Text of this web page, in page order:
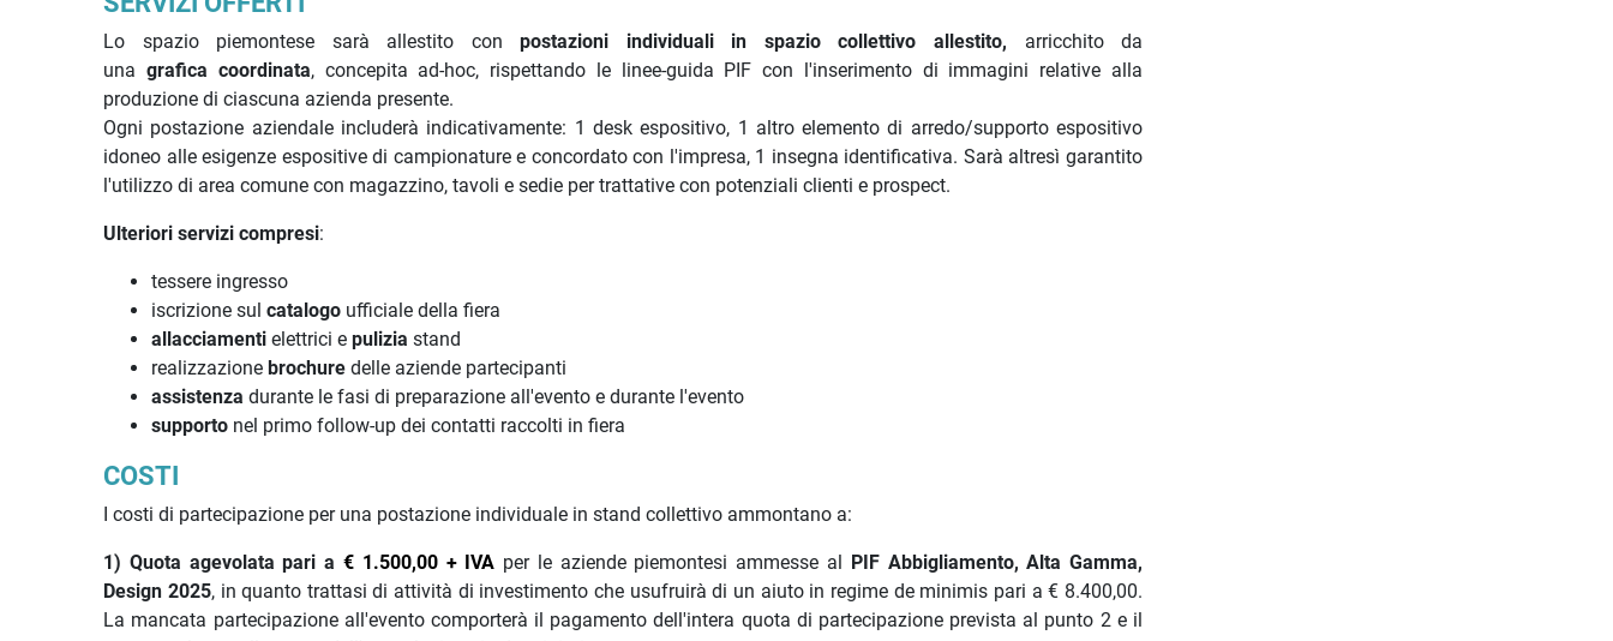
Lo spazio piemontese sarà allestito conpostazioni individuali in spazio collettivo allestito, arricchito da
una grafica coordinata, concepita ad-hoc, rispettando le linee-guida PIF con l'inserimento di immagini relative alla
produzione di ciascuna azienda presente.
Ogni postazione aziendale includerà indicativamente: 1 desk espositivo, 1 altro elemento di arredo/supporto espositivo
idoneo alle esigenze espositive di campionature e concordato con l'impresa, 1 insegna identificativa. Sarà altresì garantito
l'utilizzo di area comune con magazzino, tavoli e sedie per trattative con potenziali clienti e prospect.
Ulteriori servizi compresi:
tessere ingresso
iscrizione sulcatalogo ufficiale della fiera
allacciamenti elettrici epulizia stand
realizzazione brochure delle aziende partecipanti
assistenza durante le fasi di preparazione all'evento e durante l'evento
supporto nel primo follow-up dei contatti raccolti in fiera
COSTI
I costi di partecipazione per una postazione individuale in stand collettivo ammontano a:
1) Quota agevolata pari a€ 1.500,00 + IVA per le aziende piemontesi ammesse al
PIF Abbigliamento, Alta Gamma,
Design 2025, in quanto trattasi di attività di investimento che usufruirà di un aiuto in regime de minimis pari a € 8.400,00.
La mancata partecipazione all'evento comporterà il pagamento dell'intera quota di partecipazione prevista al punto 2 e il